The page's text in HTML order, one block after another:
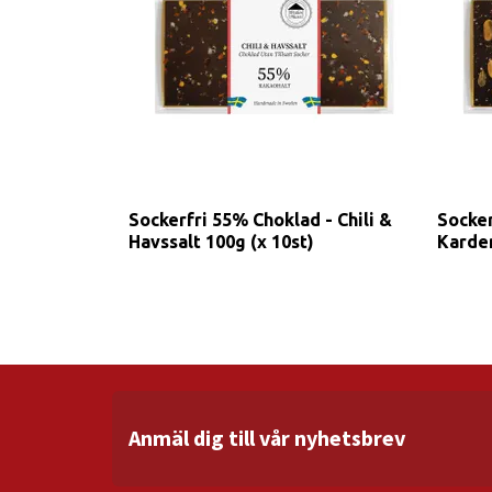
Sockerfri 55% Choklad - Chili &
Havssalt 100g (x 10st)
Anmäl dig till vår nyhetsbrev